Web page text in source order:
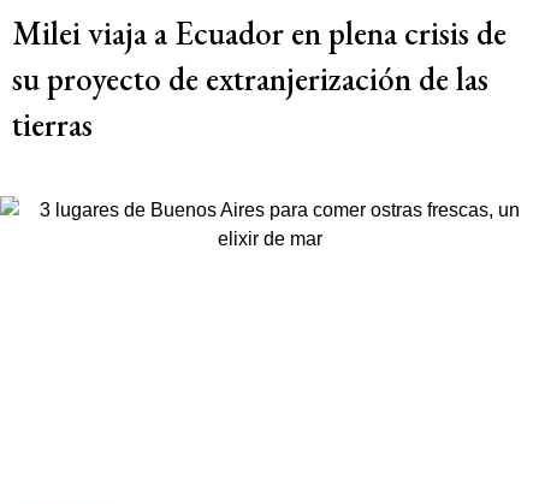
Milei viaja a Ecuador en plena crisis de
su proyecto de extranjerización de las
tierras